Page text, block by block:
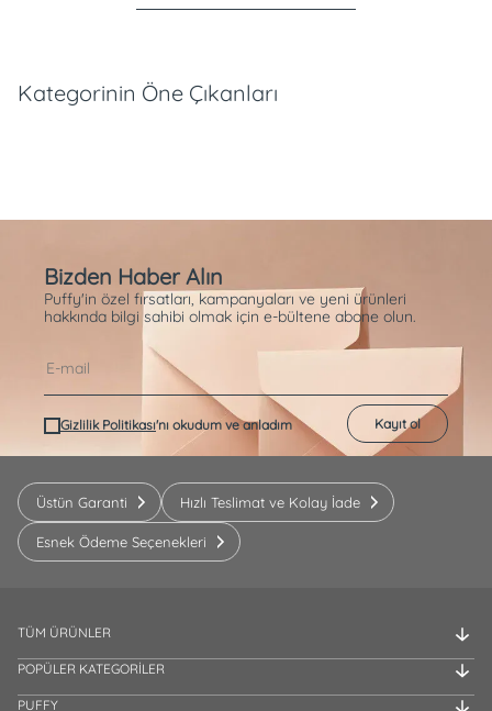
Kategorinin Öne Çıkanları
Bizden Haber Alın
Puffy'in özel fırsatları, kampanyaları ve yeni ürünleri
hakkında bilgi sahibi olmak için e-bültene abone olun.
Gizlilik Politikası'nı okudum ve anladım Kayıt ol
Üstün Garanti Hızlı Teslimat ve Kolay İade
Esnek Ödeme Seçenekleri
TÜM ÜRÜNLER
POPÜLER KATEGORİLER
PUFFY